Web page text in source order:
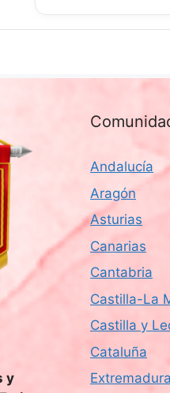
y
Andalucía
Aragón
Asturias
Canarias
Cantabria
Castilla-La
Castilla y
Cataluña
Extremadura